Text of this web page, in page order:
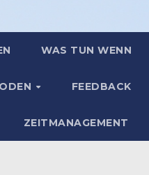
WAS TUN WENN
FEEDBACK
ZEITMANAGEMENT